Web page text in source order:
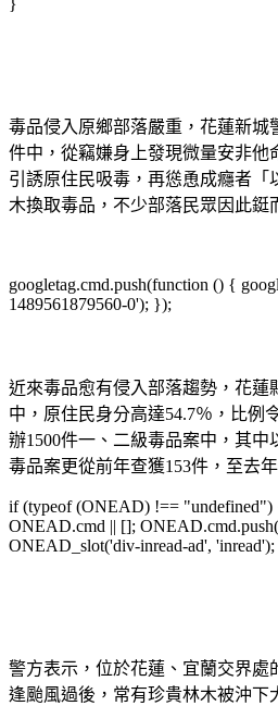
}
毒品侵入原鄉部落嚴重，花蓮新城
件中，從竊嫌身上發現微量安非他
引誘原住民吸毒，再慫恿成癮者「
木換取毒品，不少部落民眾因此鋌
googletag.cmd.push(function () {
1489561879560-0'); });
近來毒品愈有侵入部落趨勢，花蓮
中，原住民身分高達54.7％，比例
辦1500件一、二級毒品案中，其中
毒品案更從前年查獲153件，至去
if (typeof (ONEAD) !==
ONEAD.cmd || [];
ONEAD_slot('div-inread-ad',
警方表示，位於花蓮、宜蘭交界處
逢颱風過後，常有珍貴林木被沖下